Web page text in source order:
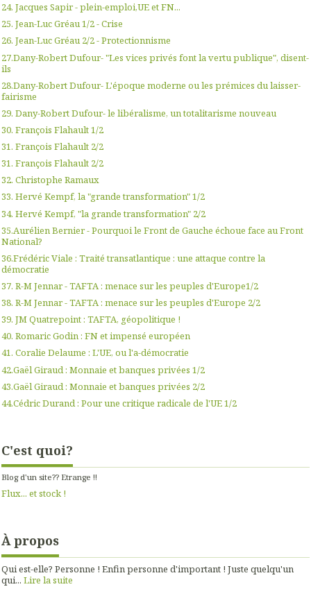
24. Jacques Sapir - plein-emploi,UE et FN...
25. Jean-Luc Gréau 1/2 - Crise
26. Jean-Luc Gréau 2/2 - Protectionnisme
27.Dany-Robert Dufour- "Les vices privés font la vertu publique", disent-
ils
28.Dany-Robert Dufour- L'époque moderne ou les prémices du laisser-
fairisme
29. Dany-Robert Dufour- le libéralisme, un totalitarisme nouveau
30. François Flahault 1/2
31. François Flahault 2/2
31. François Flahault 2/2
32. Christophe Ramaux
33. Hervé Kempf, la "grande transformation" 1/2
34. Hervé Kempf, "la grande transformation" 2/2
35.Aurélien Bernier - Pourquoi le Front de Gauche échoue face au Front
National?
36.Frédéric Viale : Traité transatlantique : une attaque contre la
démocratie
37. R-M Jennar - TAFTA : menace sur les peuples d'Europe1/2
38. R-M Jennar - TAFTA : menace sur les peuples d'Europe 2/2
39. JM Quatrepoint : TAFTA, géopolitique !
40. Romaric Godin : FN et impensé européen
41. Coralie Delaume : L'UE, ou l'a-démocratie
42.Gaël Giraud : Monnaie et banques privées 1/2
43.Gaël Giraud : Monnaie et banques privées 2/2
44.Cédric Durand : Pour une critique radicale de l'UE 1/2
C'est quoi?
Blog d'un site?? Etrange !!
Flux... et stock !
À propos
Qui est-elle? Personne ! Enfin personne d'important ! Juste quelqu'un
qui... Lire la suite